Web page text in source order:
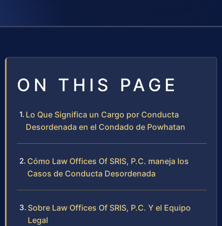
ON THIS PAGE
Lo Que Significa un Cargo por Conducta
Desordenada en el Condado de Powhatan
Cómo Law Offices Of SRIS, P.C. maneja los
Casos de Conducta Desordenada
Sobre Law Offices Of SRIS, P.C. Y el Equipo
Legal